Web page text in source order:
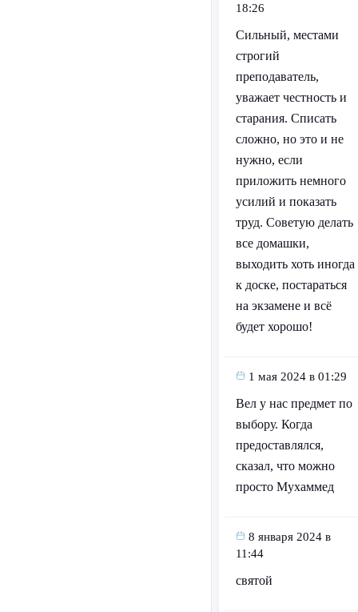
18:26
Сильный, местами
строгий
преподаватель,
уважает честность и
старания. Списать
сложно, но это и не
нужно, если
приложить немного
усилий и показать
труд. Советую делать
все домашки,
выходить хоть иногда
к доске, постараться
на экзамене и всё
будет хорошо!
1 мая 2024 в 01:29
Вел у нас предмет по
выбору. Когда
предоставлялся,
сказал, что можно
просто Мухаммед
8 января 2024 в
11:44
святой